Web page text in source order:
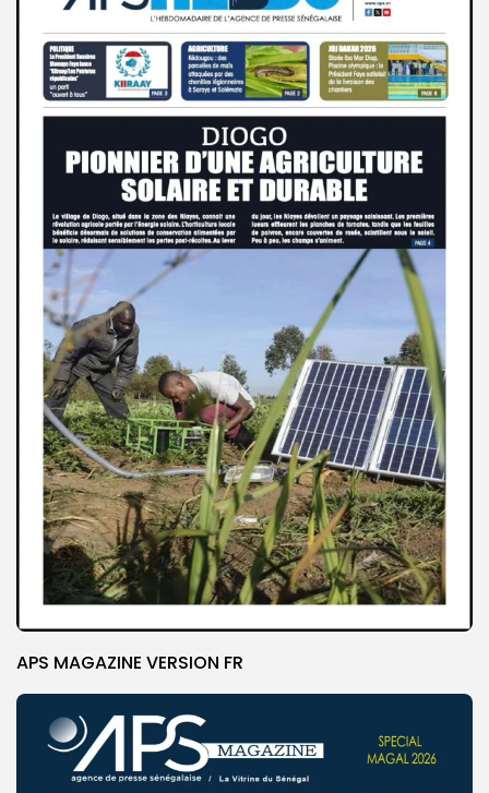
APS MAGAZINE VERSION FR